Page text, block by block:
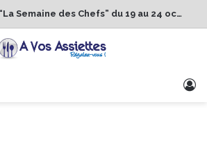
1er Édition de “La Semaine des Chefs” du 19 au 24 octobre 2026